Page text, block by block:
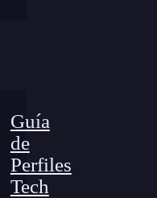
Guía
de
Perfiles
Tech